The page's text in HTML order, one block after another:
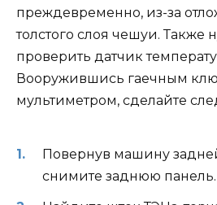
преждевременно, из-за
толстого слоя чешуи. Также
проверить датчик
Вооружившись гаечным
мультиметром, сделайте
Повернув машину
снимите заднюю панель.